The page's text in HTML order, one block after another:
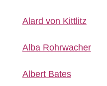
Alard von Kittlitz
Alba Rohrwacher
Albert Bates